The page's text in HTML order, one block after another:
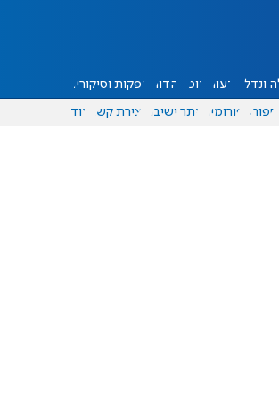
ונדל"ן דעות אוכל יהדות הפקות וסיקורים
ספורט פורומים אתר ישיבה יצירת קשר עוד